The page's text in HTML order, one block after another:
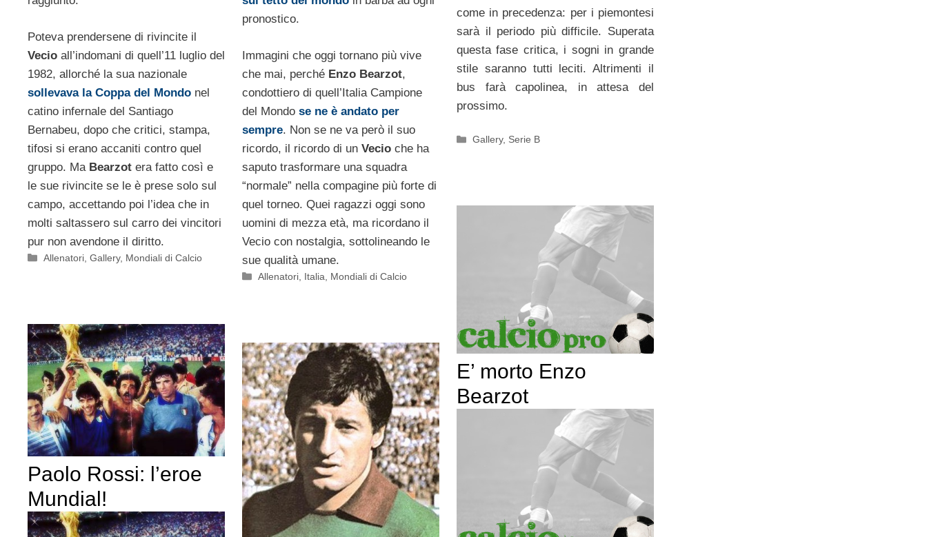
come in precedenza: per i piemontesi
sarà il periodo più difficile. Superata
questa fase critica, i sogni in grande
stile saranno tutti leciti. Altrimenti il
bus farà capolinea, in attesa del
prossimo.
Categorie
Gallery, Serie B
Poteva prendersene di rivincite il
Vecio all’indomani di quell’11 luglio del
1982, allorché la sua nazionale
sollevava la Coppa del Mondo nel
catino infernale del Santiago
Bernabeu, dopo che critici, stampa,
tifosi si erano accaniti contro quel
gruppo. Ma Bearzot era fatto così e
le sue rivincite se le è prese solo sul
campo, accettando poi l’idea che in
molti saltassero sul carro dei vincitori
pur non avendone il diritto.
Categorie
Allenatori ,Gallery, Mondiali di Calcio
pronostico.
Immagini che oggi tornano più vive
che mai, perché Enzo Bearzot,
condottiero di quell’Italia Campione
del Mondo se ne è andato per
sempre. Non se ne va però il suo
ricordo, il ricordo di un Vecioche ha
saputo trasformare una squadra
“normale” nella compagine più forte di
quel torneo. Quei ragazzi oggi sono
uomini di mezza età, ma ricordano il
Vecio con nostalgia, sottolineando le
sue qualità umane.
Categorie
Allenatori Italia Mondiali di Calcio
E’ morto Enzo
Bearzot
Paolo Rossi: l’eroe
Mundial!